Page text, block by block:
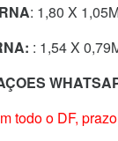
: 1,80 X
: 1,54 X
todo o DF,